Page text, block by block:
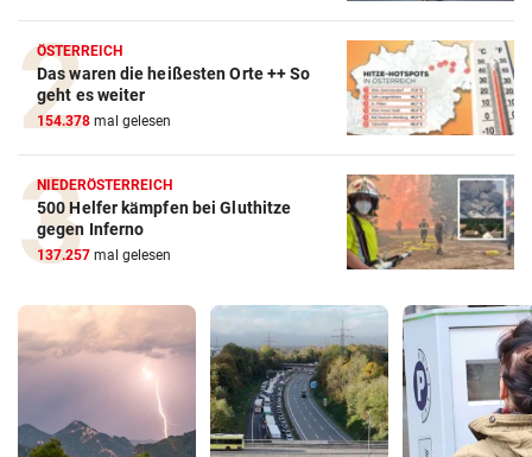
ÖSTERREICH
Das waren die heißesten Orte ++ So
geht es weiter
154.378 mal gelesen
NIEDERÖSTERREICH
500 Helfer kämpfen bei Gluthitze
gegen Inferno
137.257 mal gelesen